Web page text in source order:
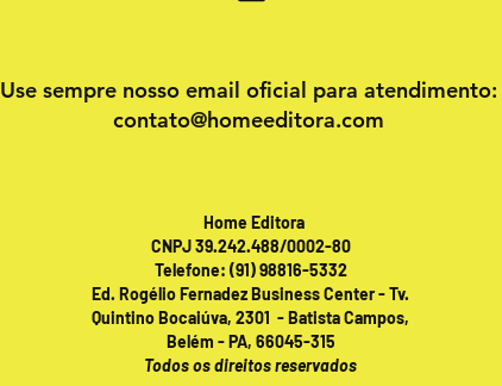
Use sempre nosso email oficial para atendimento:
contato@homeeditora.com
Home Editora
CNPJ 39.242.488/0002-80
Telefone: (91) 98816-5332
Ed. Rogélio Fernadez Business Center - Tv.
Quintino Bocaiúva, 2301 - Batista Campos,
Belém - PA, 66045-315
Todos os direitos reservados